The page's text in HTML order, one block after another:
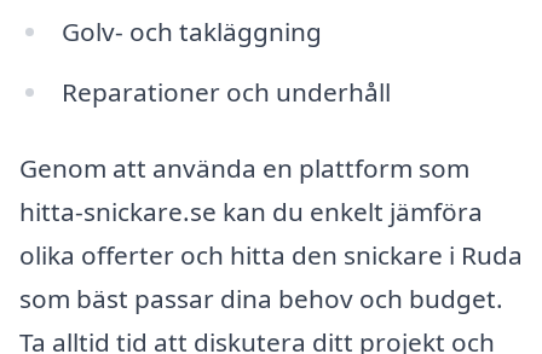
Golv- och takläggning
Reparationer och underhåll
Genom att använda en plattform som
hitta-snickare.se kan du enkelt jämföra
olika offerter och hitta den snickare i Ruda
som bäst passar dina behov och budget.
Ta alltid tid att diskutera ditt projekt och